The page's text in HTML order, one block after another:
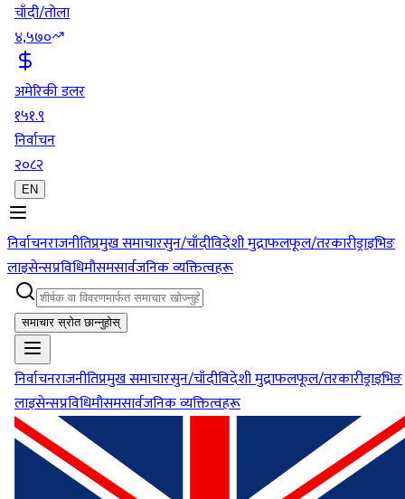
चाँदी/तोला
४,५७०
अमेरिकी डलर
१५१.९
निर्वाचन
२०८२
EN
निर्वाचनराजनीतिप्रमुख समाचारसुन/चाँदीविदेशी मुद्राफलफूल/तरकारीड्राइभिङ
लाइसेन्सप्रविधिमौसमसार्वजनिक व्यक्तित्वहरू
समाचार स्रोत छान्नुहोस्
निर्वाचनराजनीतिप्रमुख समाचारसुन/चाँदीविदेशी मुद्राफलफूल/तरकारीड्राइभिङ
लाइसेन्सप्रविधिमौसमसार्वजनिक व्यक्तित्वहरू